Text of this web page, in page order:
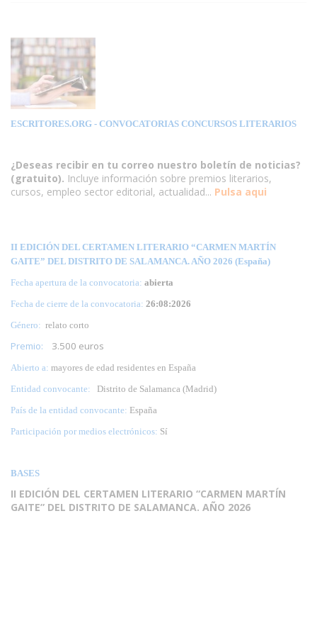
ESCRITORES.ORG - CONVOCATORIAS CONCURSOS LITERARIOS
¿Deseas recibir en tu correo nuestro boletín de noticias?
(gratuito). Incluye información sobre premios literarios,
cursos, empleo sector editorial, actualidad... Pulsa aqui
II EDICIÓN DEL CERTAMEN LITERARIO “CARMEN MARTÍN
GAITE” DEL DISTRITO DE SALAMANCA. AÑO 2026 (España)
Fecha apertura de la convocatoria: abierta
Fecha de cierre de la convocatoria: 26:08:2026
Género: relato corto
Premio: 3.500 euros
Abierto a: mayores de edad residentes en España
Entidad convocante:
Distrito de Salamanca (Madrid)
País de la entidad convocante: España
Participación por medios electrónicos: Sí
BASES
II EDICIÓN DEL CERTAMEN LITERARIO “CARMEN MARTÍN
GAITE” DEL DISTRITO DE SALAMANCA. AÑO 2026